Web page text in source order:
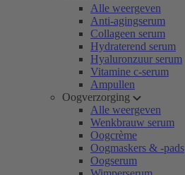
Alle weergeven
Anti-agingserum
Collageen serum
Hydraterend serum
Hyaluronzuur serum
Vitamine c-serum
Ampullen
Oogverzorging
Alle weergeven
Wenkbrauw serum
Oogcrème
Oogmaskers & -pads
Oogserum